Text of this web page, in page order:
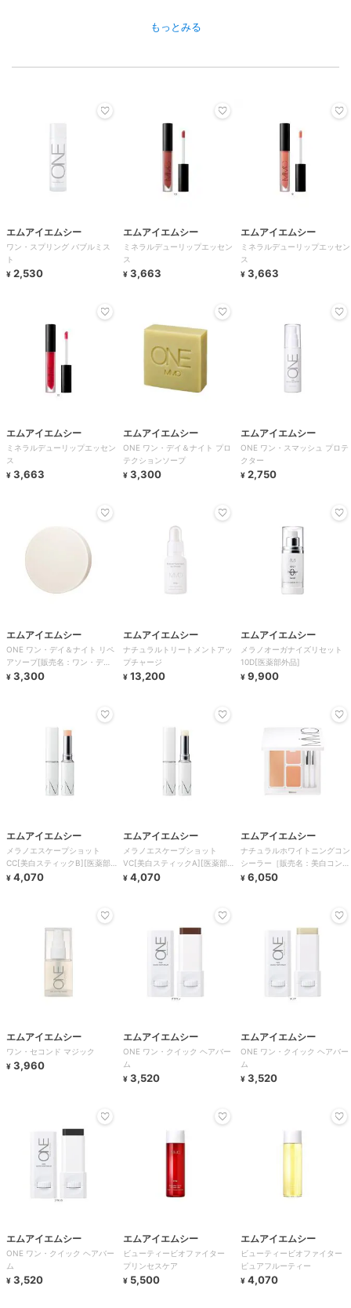
もっとみる
エムアイエムシー
ワン・スプリング バブルミス
ト
¥ 2,530
エムアイエムシー
ミネラルデューリップエッセン
ス
¥ 3,663
エムアイエムシー
ミネラルデューリップエッセン
ス
¥ 3,663
エムアイエムシー
ミネラルデューリップエッセン
ス
¥ 3,663
エムアイエムシー
ONE ワン・デイ＆ナイト プロ
テクションソープ
¥ 3,300
エムアイエムシー
ONE ワン・スマッシュ プロテ
クター
¥ 2,750
エムアイエムシー
ONE ワン・デイ＆ナイト リペ
アソープ[販売名：ワン・デイ
＆ナイト リペ
¥ 3,300
エムアイエムシー
ナチュラルトリートメントアッ
プチャージ
¥ 13,200
エムアイエムシー
メラノオーガナイズリセット
10D[医薬部外品]
¥ 9,900
エムアイエムシー
メラノエスケープショット
CC[美白スティックB][医薬部
外品]
¥ 4,070
エムアイエムシー
メラノエスケープショット
VC[美白スティックA][医薬部
外品]
¥ 4,070
エムアイエムシー
ナチュラルホワイトニングコン
シーラー［販売名：美白コンシ
ーラーＡ美
¥ 6,050
エムアイエムシー
ワン・セコンド マジック
¥ 3,960
エムアイエムシー
ONE ワン・クイック ヘアバー
ム
¥ 3,520
エムアイエムシー
ONE ワン・クイック ヘアバー
ム
¥ 3,520
エムアイエムシー
ONE ワン・クイック ヘアバー
ム
¥ 3,520
エムアイエムシー
ビューティービオファイター
プリンセスケア
¥ 5,500
エムアイエムシー
ビューティービオファイター
ピュアフルーティー
¥ 4,070